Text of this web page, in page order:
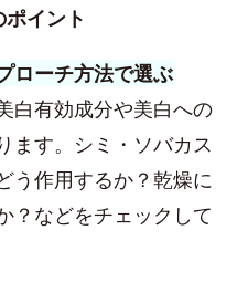
イント
ローチ方法で選ぶ
白有効成分や美白への
ます。シミ・ソバカス
う作用するか？乾燥に
？などをチェックして